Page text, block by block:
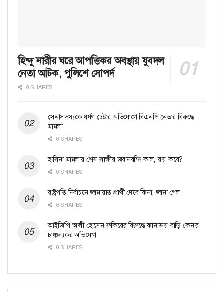
হিন্দু নারীর ঘরে আপত্তিকর অবস্থায় যুবদল
নেতা আটক, পুলিশে সোপর্দ
0 SHARES
সেনাসদস্যকে ধর্ষণ চেষ্টার অভিযোগে বিএনপি নেতার বিরুদ্ধে
মামলা
0 SHARES
হাসিনা মামলায় শেষ সাক্ষীর জবানবন্দি কাল, রায় কবে?
0 SHARES
রাষ্ট্রপতি নির্বাচনে জামায়াত প্রার্থী দেবে কিনা, জানা গেল
0 SHARES
আইজিপি আলী হোসেন ফকিরের বিরুদ্ধে কানাডায় বাড়ি কেনার
চাঞ্চল্যকর অভিযোগ
0 SHARES